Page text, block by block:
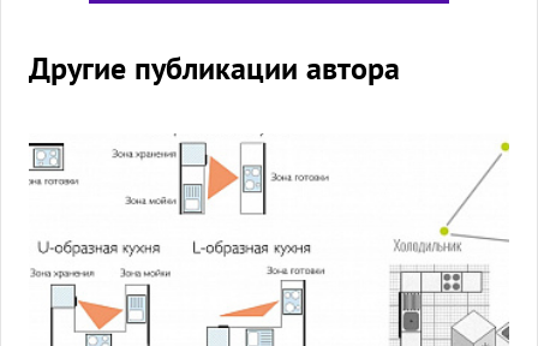
Другие публикации автора